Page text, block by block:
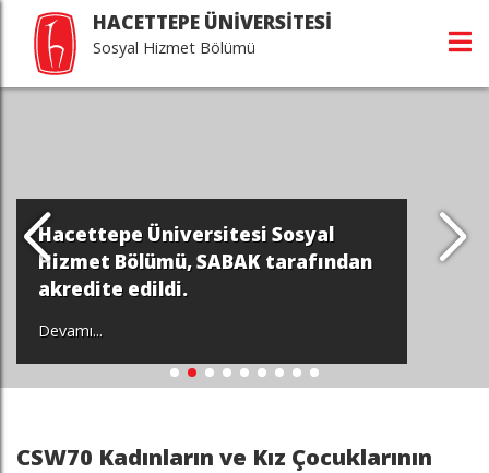
HACETTEPE ÜNİVERSİTESİ
Sosyal Hizmet Bölümü
Hacettepe Üniversitesi Sosyal
Hizmet Bölümü, SABAK tarafından
akredite edildi.
Devamı...
CSW70 Kadınların ve Kız Çocuklarının